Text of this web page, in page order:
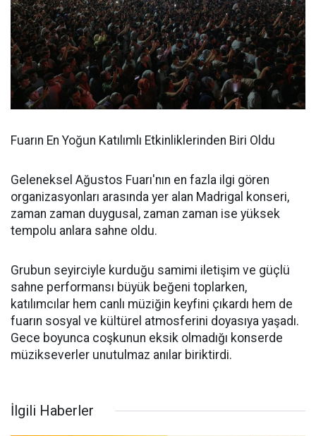
Fuarın En Yoğun Katılımlı Etkinliklerinden Biri Oldu
Geleneksel Ağustos Fuarı'nın en fazla ilgi gören
organizasyonları arasında yer alan Madrigal konseri,
zaman zaman duygusal, zaman zaman ise yüksek
tempolu anlara sahne oldu.
Grubun seyirciyle kurduğu samimi iletişim ve güçlü
sahne performansı büyük beğeni toplarken,
katılımcılar hem canlı müziğin keyfini çıkardı hem de
fuarın sosyal ve kültürel atmosferini doyasıya yaşadı.
Gece boyunca coşkunun eksik olmadığı konserde
müzikseverler unutulmaz anılar biriktirdi.
İlgili Haberler